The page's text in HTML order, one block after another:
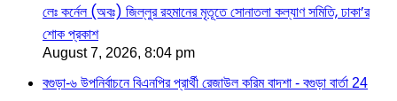
লেঃ কর্নেল (অবঃ) জিল্লুর রহমানের মৃতূতে সোনাতলা কল্যাণ সমিতি, ঢাকা’র
শোক প্রকাশ
August 7, 2026, 8:04 pm
বগুড়া-৬ উপনির্বাচনে বিএনপির প্রার্থী রেজাউল করিম বাদশা - বগুড়া বার্তা 24